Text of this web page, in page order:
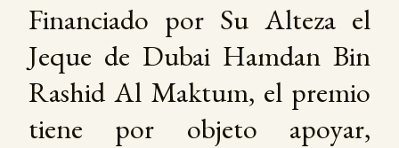
Financiado por Su Alteza el
Jeque de Dubai Hamdan Bin
Rashid Al Maktum, el premio
tiene por objeto apoyar,